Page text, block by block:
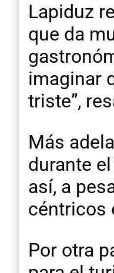
Lapiduz
que da
imaginar
triste”,
Más
durante
así, a
céntricos
Por otra